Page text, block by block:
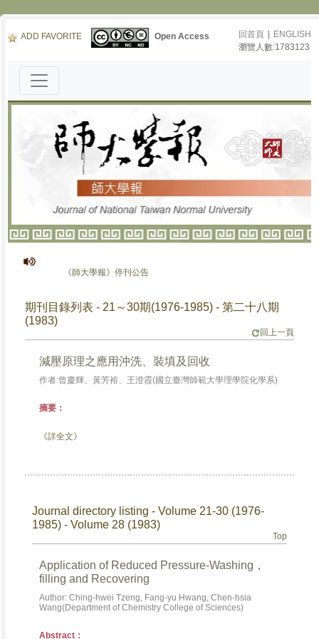
ADD FAVORITE Open Access 回首頁
ENGLISH
瀏覽人數:1783123
《師大學報》停刊公告
期刊目錄列表 - 21～30期(1976-1985) - 第二十八期
(1983)
回上一頁
減壓原理之應用沖洗、裝填及回收
作者:曾慶輝、黃芳裕、王澄霞(國立臺灣師範大學理學院化學系)
摘要：
《詳全文》
Journal directory listing - Volume 21-30 (1976-
1985) - Volume 28 (1983)
Top
Application of Reduced Pressure-Washing，
filling and Recovering
Author: Ching-hwei Tzeng, Fang-yu Hwang, Chen-hsia
Wang(Department of Chemistry College of Sciences)
Abstract：